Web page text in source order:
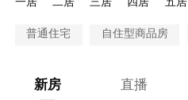
普通住宅 自住型商品房
新房 直播